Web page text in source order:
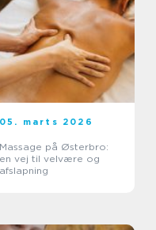
05. marts 2026
Massage på Østerbro:
en vej til velvære og
afslapning